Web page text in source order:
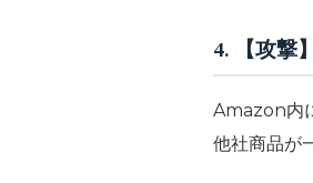
4. 【攻撃
Amazon内
他社商品が